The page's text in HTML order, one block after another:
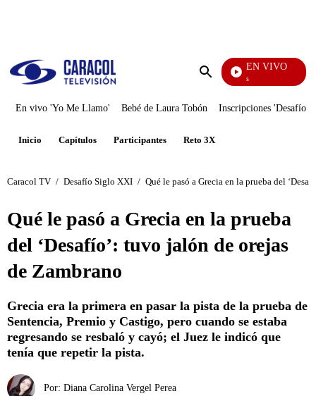
Enviar
EN VIVO
También Caerás
En vivo 'Yo Me Llamo' Bebé de Laura Tobón Inscripciones 'Desafío'
Inicio Capítulos Participantes Reto 3X
Caracol TV / Desafío Siglo XXI / Qué le pasó a Grecia en la prueba del
Qué le pasó a Grecia en la prueba
del ‘Desafío’: tuvo jalón de orejas
de Zambrano
Grecia era la primera en pasar la pista de la prueba de
Sentencia, Premio y Castigo, pero cuando se estaba
regresando se resbaló y cayó; el Juez le indicó que
tenía que repetir la pista.
Por: Diana Carolina Vergel Perea